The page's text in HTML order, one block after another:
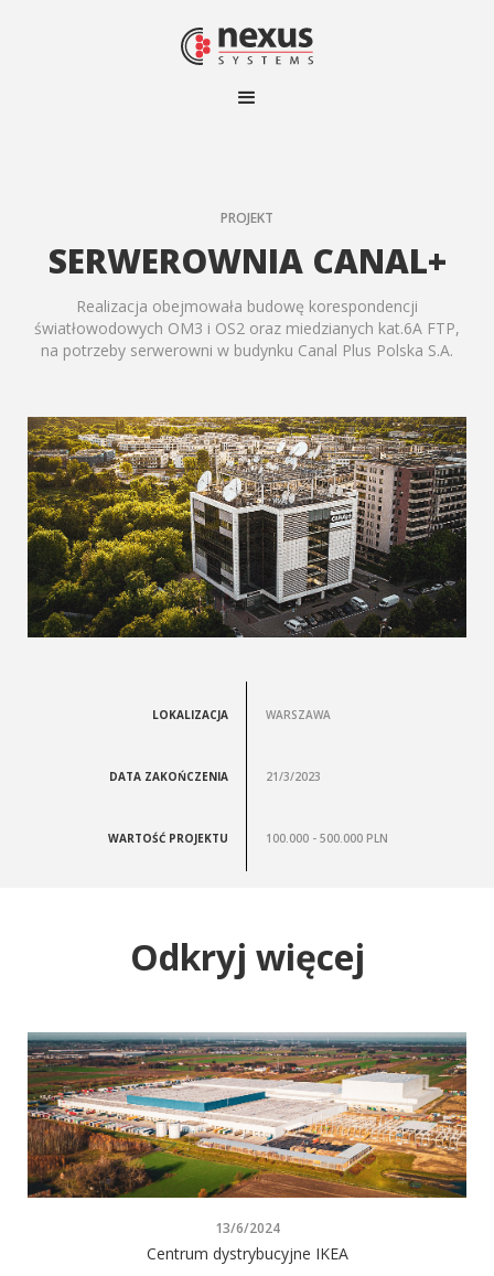
PROJEKT
SERWEROWNIA CANAL+
Realizacja obejmowała budowę korespondencji
światłowodowych OM3 i OS2 oraz miedzianych kat.6A FTP,
na potrzeby serwerowni w budynku Canal Plus Polska S.A.
100.000 - 500.000 PLN
21/3/2023
WARSZAWA
LOKALIZACJA
DATA ZAKOŃCZENIA
WARTOŚĆ PROJEKTU
Odkryj więcej
13/6/2024
Centrum dystrybucyjne IKEA